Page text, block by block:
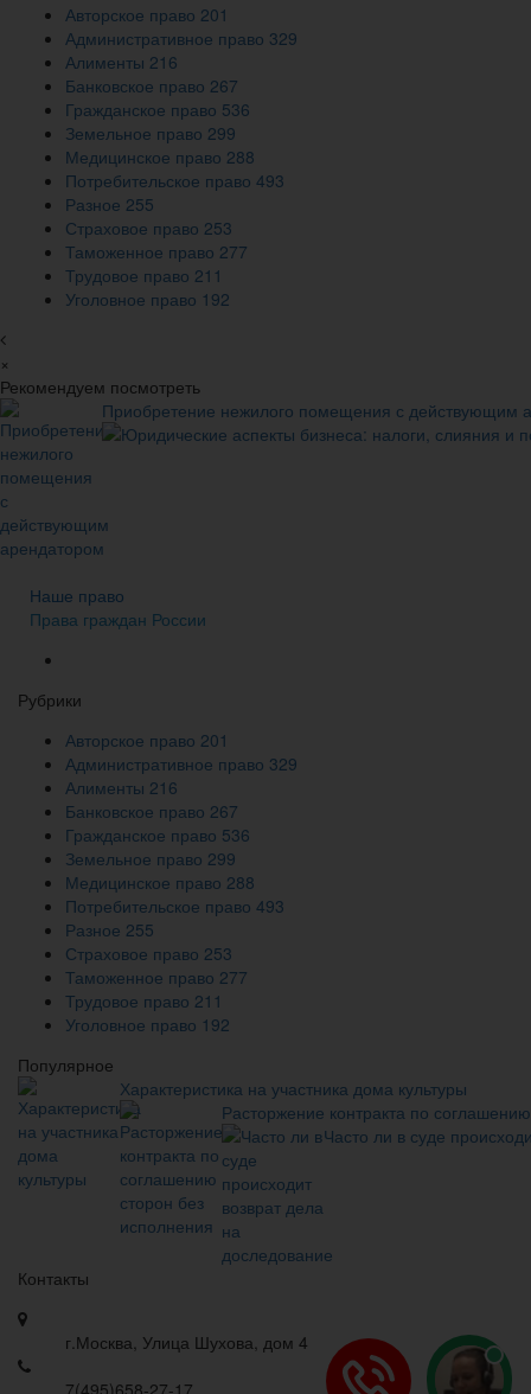
Авторское право 201
Административное право 329
Алименты 216
Банковское право 267
Гражданское право 536
Земельное право 299
Медицинское право 288
Потребительское право 493
Разное 255
Страховое право 253
Таможенное право 277
Трудовое право 211
Уголовное право 192
×
Рекомендуем посмотреть
Приобретение нежилого помещения с действующим
Юридические аспекты бизнеса: налоги, слияния
Наше право
Права граждан России
Рубрики
Авторское право 201
Административное право 329
Алименты 216
Банковское право 267
Гражданское право 536
Земельное право 299
Медицинское право 288
Потребительское право 493
Разное 255
Страховое право 253
Таможенное право 277
Трудовое право 211
Уголовное право 192
Популярное
Характеристика на участника дома культуры
Расторжение контракта по
Часто ли в суде
Контакты
г.Москва, Улица Шухова, дом 4
7(495)658-27-17